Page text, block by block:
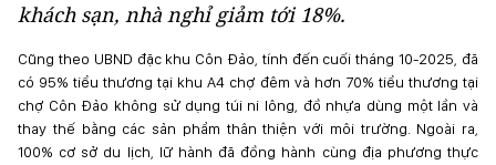
khách sạn, nhà nghỉ giảm tới 18%.
Cũng theo UBND đặc khu Côn Đảo, tính đến cuối tháng 10-2025, đã
có 95% tiểu thương tại khu A4 chợ đêm và hơn 70% tiểu thương tại
chợ Côn Đảo không sử dụng túi ni lông, đồ nhựa dùng một lần và
thay thế bằng các sản phẩm thân thiện với môi trường. Ngoài ra,
100% cơ sở du lịch, lữ hành đã đồng hành cùng địa phương thực